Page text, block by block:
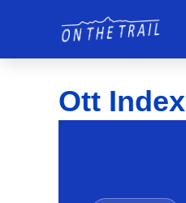
Ott Index